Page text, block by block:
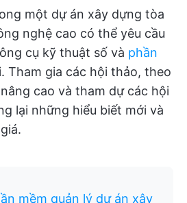
một dự án xây dựng tòa
nghệ cao có thể yêu cầu
cụ kỹ thuật số và phần
Tham gia các hội thảo, theo
cao và tham dự các hội
lại những hiểu biết mới và
mềm quản lý dự án xây